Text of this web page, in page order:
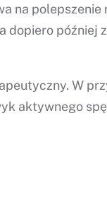
na
dopiero później
W
aktywnego